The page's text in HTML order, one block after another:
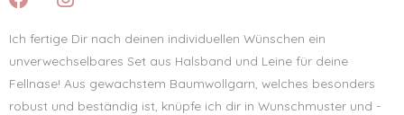
Ich fertige Dir nach deinen individuellen Wünschen ein
unverwechselbares Set aus Halsband und Leine für deine
Fellnase! Aus gewachstem Baumwollgarn, welches besonders
robust und beständig ist, knüpfe ich dir in Wunschmuster und -